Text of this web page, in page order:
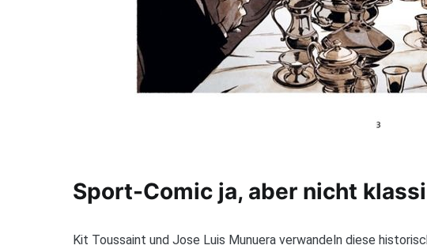
Sport-Comic ja, aber nicht
Kit Toussaint und Jose Luis Munuera verwandeln diese